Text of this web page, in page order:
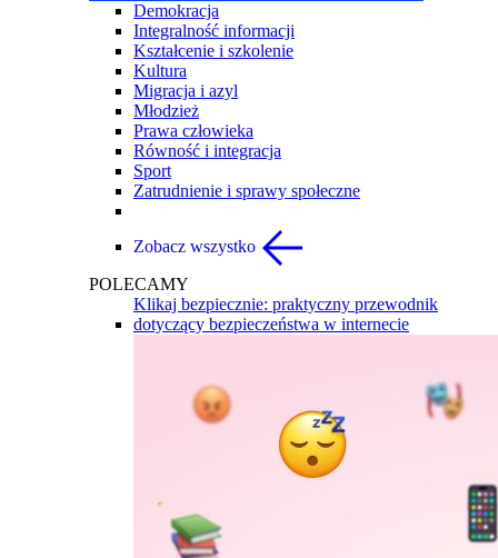
Demokracja
Integralność informacji
Kształcenie i szkolenie
Kultura
Migracja i azyl
Młodzież
Prawa człowieka
Równość i integracja
Sport
Zatrudnienie i sprawy społeczne
Zobacz wszystko
POLECAMY
Klikaj bezpiecznie: praktyczny przewodnik
dotyczący bezpieczeństwa w internecie